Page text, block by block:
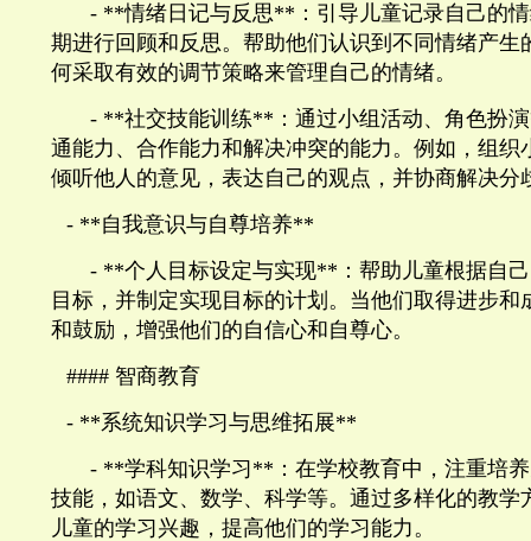
- **情绪日记与反思** ：引导儿童记录自己的
期进行回顾和反思。帮助他们认识到不同情绪产生
何采取有效的调节策略来管理自己的情绪。
- **社交技能训练** ：通过小组活动、角色扮
通能力、合作能力和解决冲突的能力。例如，组织
倾听他人的意见，表达自己的观点，并协商解决分
- **自我意识与自尊培养**
- **个人目标设定与实现** ：帮助儿童根据自
目标，并制定实现目标的计划。当他们取得进步和
和鼓励，增强他们的自信心和自尊心。
#### 智商教育
- **系统知识学习与思维拓展**
- **学科知识学习 ** ：在学校教育中，注重培
技能，如语文、数学、科学等。通过多样化的教学
儿童的学习兴趣，提高他们的学习能力。